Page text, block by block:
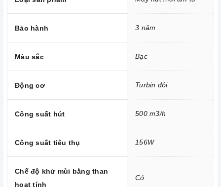
gió kết hợp với các màng lọc. Máy thường bao gồm các bộ
phận cơ bản như: lớp toa inox bên ngoài, hệ thống dẫn khí,
Bảo hành 3 năm
Màu sắc Bạc
Động cơ Turbin đôi
Công suất hút 500 m3/h
Công suất tiêu thụ 156W
Chế độ khử mùi bằng than
hoạt tính
Có